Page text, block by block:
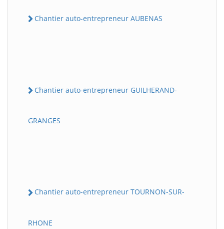
Chantier auto-entrepreneur AUBENAS
Chantier auto-entrepreneur GUILHERAND-
GRANGES
Chantier auto-entrepreneur TOURNON-SUR-
RHONE